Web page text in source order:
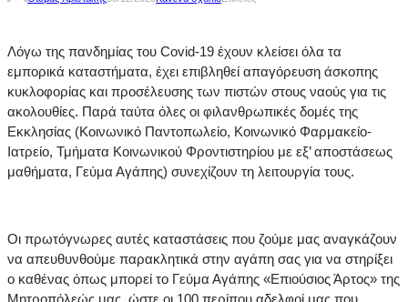
Λόγω της πανδημίας του Covid-19 έχουν κλείσει όλα τα
εμπορικά καταστήματα, έχει επιβληθεί απαγόρευση άσκοπης
κυκλοφορίας και προσέλευσης των πιστών στους ναούς για τις
ακολουθίες. Παρά ταύτα όλες οι φιλανθρωπικές δομές της
Εκκλησίας (Κοινωνικό Παντοπωλείο, Κοινωνικό Φαρμακείο-
Ιατρείο, Τμήματα Κοινωνικού Φροντιστηρίου με εξ’ αποστάσεως
μαθήματα, Γεύμα Αγάπης) συνεχίζουν τη λειτουργία τους.
Οι πρωτόγνωρες αυτές καταστάσεις που ζούμε μας αναγκάζουν
να απευθυνθούμε παρακλητικά στην αγάπη σας για να στηρίξει
ο καθένας όπως μπορεί το Γεύμα Αγάπης «Επιούσιος Άρτος» της